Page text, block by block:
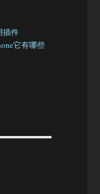
插件
它有哪些